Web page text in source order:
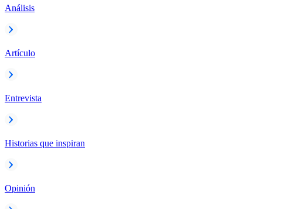
Análisis
Artículo
Entrevista
Historias que inspiran
Opinión